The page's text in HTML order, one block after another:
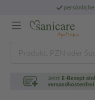
persönliche